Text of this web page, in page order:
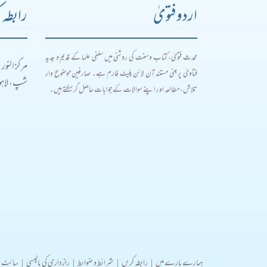
اردو فتویٰ
محدث فتویٰ، کتاب و سنت کی روشنی میں سلفی علما کے قدیم و جدید
فتاویٰ پر مبنی مستند آن لائن پلیٹ فارم ہے۔ صارفین موضوع وار
تلاش، مطالعہ اور اپنے سوالات کے جوابات حاصل کر سکتے ہیں۔
مرکز
شپ،